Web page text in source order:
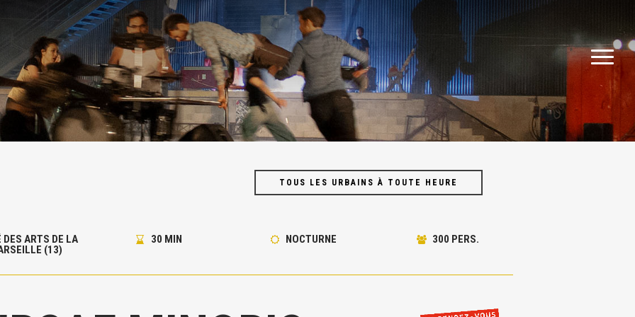
Menu
TOUS LES URBAINS À TOUTE HEURE
DES ARTS DE LA
(13)
30 MIN NOCTURNE 300 PERS.